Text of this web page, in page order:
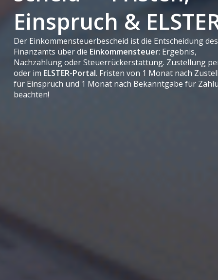
Einspruch &
Der Einkommensteuerbescheid ist die Entscheidung des
Finanzamts über die Einkommensteuer: Ergebnis,
Nachzahlung oder Steuerrückerstattung. Zustellung
oder im ELSTER-Portal. Fristen von 1 Monat nach
für Einspruch und 1 Monat nach Bekanntgabe für
beachten!